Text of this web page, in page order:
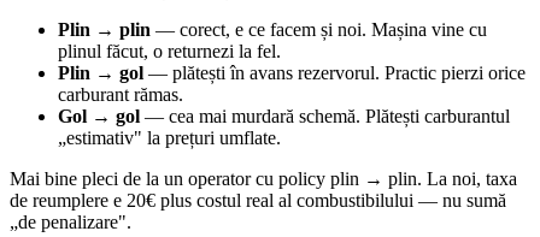
Plin → plin — corect, e ce facem și noi. Mașina vine cu
plinul făcut, o returnezi la fel.
Plin → gol — plătești în avans rezervorul. Practic pierzi orice
carburant rămas.
Gol → gol — cea mai murdară schemă. Plătești carburantul
„estimativ" la prețuri umflate.
Mai bine pleci de la un operator cu policy plin → plin. La noi, taxa
de reumplere e 20€ plus costul real al combustibilului — nu sumă
„de penalizare".